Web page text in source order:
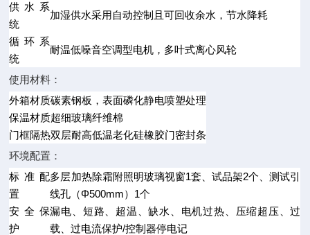
供水系
统
加湿供水采用自动控制且可回收余水，节水降耗
循环系
统
耐温低噪音空调型电机，多叶式离心风轮
使用材料：
外箱材质碳素钢板，表面磷化静电喷塑处理
保温材质超细玻璃纤维棉
门框隔热双层耐高低温老化硅橡胶门密封条
环境配置：
标准配
置
多层加热除霜附照明玻璃视窗1套、试品架2个、测试引
线孔（Φ500mm）1个
安全保
护
漏电、短路、超温、缺水、电机过热、压缩超压、过
载、过电流保护/控制器停电记